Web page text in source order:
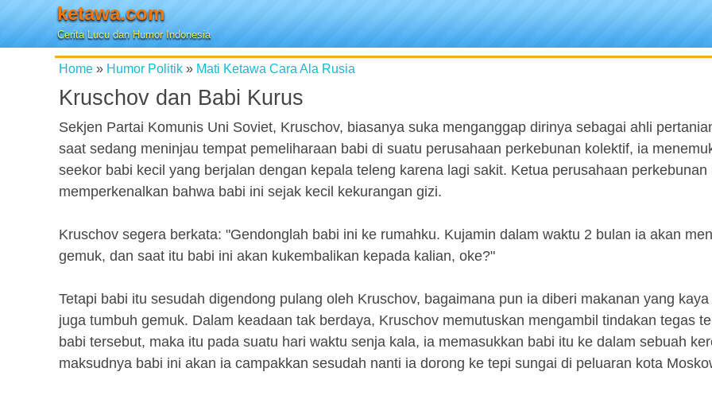
ketawa.com
Cerita Lucu dan Humor Indonesia
Home » Humor Politik » Mati Ketawa Cara Ala Rusia
Kruschov dan Babi Kurus
Sekjen Partai Komunis Uni Soviet, Kruschov, biasanya suka menganggap dirinya sebagai ahli
saat sedang meninjau tempat pemeliharaan babi di suatu perusahaan perkebunan kolektif, ia
seekor babi kecil yang berjalan dengan kepala teleng karena lagi sakit. Ketua perusahaan perkebunan
memperkenalkan bahwa babi ini sejak kecil kekurangan gizi.
Kruschov segera berkata: "Gendonglah babi ini ke rumahku. Kujamin dalam waktu 2 bulan ia akan
gemuk, dan saat itu babi ini akan kukembalikan kepada kalian, oke?"
Tetapi babi itu sesudah digendong pulang oleh Kruschov, bagaimana pun ia diberi makanan yang
juga tumbuh gemuk. Dalam keadaan tak berdaya, Kruschov memutuskan mengambil tindakan tegas
babi tersebut, maka itu pada suatu hari waktu senja kala, ia memasukkan babi itu ke dalam sebuah
maksudnya babi ini akan ia campakkan sesudah nanti ia dorong ke tepi sungai di peluaran kota